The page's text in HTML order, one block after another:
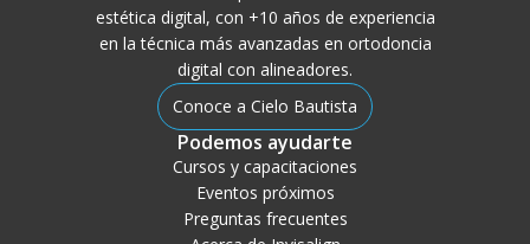
estética digital, con +10 años de experiencia
en la técnica más avanzadas en ortodoncia
digital con alineadores.
Conoce a Cielo Bautista
Podemos ayudarte
Cursos y capacitaciones
Eventos próximos
Preguntas frecuentes